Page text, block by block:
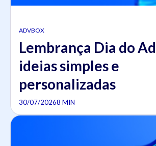
ADVBOX
Lembrança Dia do
ideias simples e
personalizadas
30/07/20268 MIN